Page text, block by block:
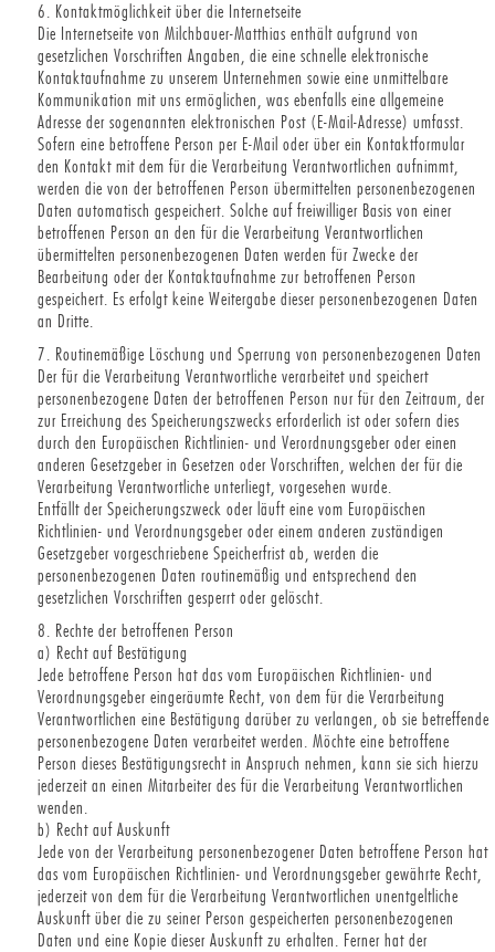
6. Kontaktmöglichkeit über die Internetseite
Die Internetseite von Milchbauer-Matthias enthält aufgrund von
gesetzlichen Vorschriften Angaben, die eine schnelle elektronische
Kontaktaufnahme zu unserem Unternehmen sowie eine unmittelbare
Kommunikation mit uns ermöglichen, was ebenfalls eine allgemeine
Adresse der sogenannten elektronischen Post (E-Mail-Adresse) umfasst.
Sofern eine betroffene Person per E-Mail oder über ein Kontaktformular
den Kontakt mit dem für die Verarbeitung Verantwortlichen aufnimmt,
werden die von der betroffenen Person übermittelten personenbezogenen
Daten automatisch gespeichert. Solche auf freiwilliger Basis von einer
betroffenen Person an den für die Verarbeitung Verantwortlichen
übermittelten personenbezogenen Daten werden für Zwecke der
Bearbeitung oder der Kontaktaufnahme zur betroffenen Person
gespeichert. Es erfolgt keine Weitergabe dieser personenbezogenen Daten
an Dritte.
7. Routinemäßige Löschung und Sperrung von personenbezogenen Daten
Der für die Verarbeitung Verantwortliche verarbeitet und speichert
personenbezogene Daten der betroffenen Person nur für den Zeitraum, der
zur Erreichung des Speicherungszwecks erforderlich ist oder sofern dies
durch den Europäischen Richtlinien- und Verordnungsgeber oder einen
anderen Gesetzgeber in Gesetzen oder Vorschriften, welchen der für die
Verarbeitung Verantwortliche unterliegt, vorgesehen wurde.
Entfällt der Speicherungszweck oder läuft eine vom Europäischen
Richtlinien- und Verordnungsgeber oder einem anderen zuständigen
Gesetzgeber vorgeschriebene Speicherfrist ab, werden die
personenbezogenen Daten routinemäßig und entsprechend den
gesetzlichen Vorschriften gesperrt oder gelöscht.
8. Rechte der betroffenen Person
a) Recht auf Bestätigung
Jede betroffene Person hat das vom Europäischen Richtlinien- und
Verordnungsgeber eingeräumte Recht, von dem für die Verarbeitung
Verantwortlichen eine Bestätigung darüber zu verlangen, ob sie betreffende
personenbezogene Daten verarbeitet werden. Möchte eine betroffene
Person dieses Bestätigungsrecht in Anspruch nehmen, kann sie sich hierzu
jederzeit an einen Mitarbeiter des für die Verarbeitung Verantwortlichen
wenden.
b) Recht auf Auskunft
Jede von der Verarbeitung personenbezogener Daten betroffene Person hat
das vom Europäischen Richtlinien- und Verordnungsgeber gewährte Recht,
jederzeit von dem für die Verarbeitung Verantwortlichen unentgeltliche
Auskunft über die zu seiner Person gespeicherten personenbezogenen
Daten und eine Kopie dieser Auskunft zu erhalten. Ferner hat der